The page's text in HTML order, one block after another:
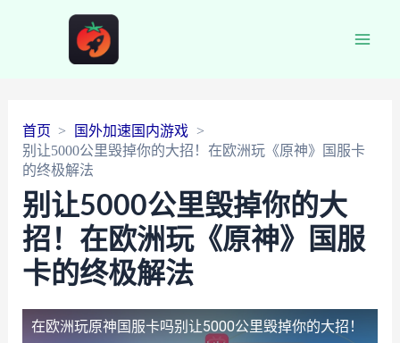
首页
国外加速国内游戏
别让5000公里毁掉你的大招！在欧洲玩《原神》国服卡
的终极解法
别让5000公里毁掉你的大
招！在欧洲玩《原神》国服
卡的终极解法
在欧洲玩原神国服卡吗别让5000公里毁掉你的大招！